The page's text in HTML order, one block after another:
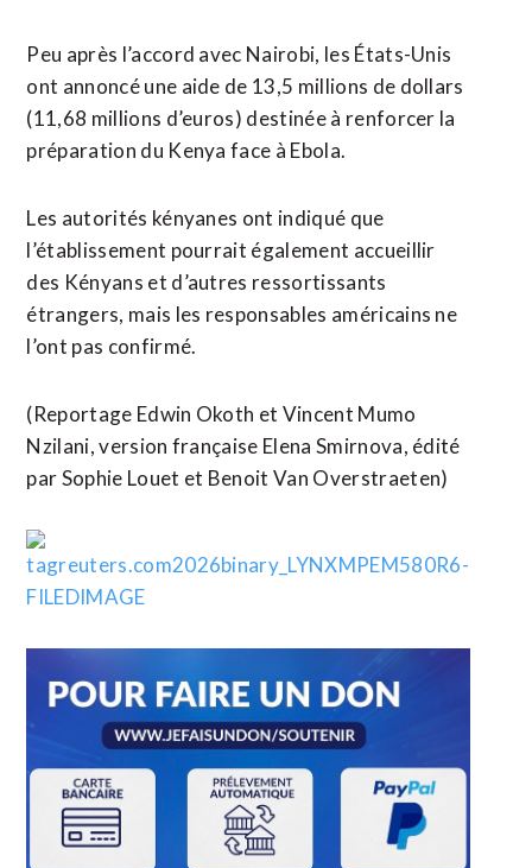
Peu après l’accord avec Nairobi, les États-Unis
ont annoncé une aide de 13,5 millions de dollars
(11,68 millions d’euros) destinée à renforcer la
préparation du Kenya face à Ebola.
Les autorités kényanes ont indiqué que
l’établissement pourrait également accueillir
des Kényans ​et d’autres ressortissants
étrangers, mais les responsables américains ne
l’ont pas confirmé.
(Reportage Edwin Okoth et Vincent Mumo
Nzilani, version ​française Elena Smirnova, édité
par Sophie Louet et Benoit Van Overstraeten)